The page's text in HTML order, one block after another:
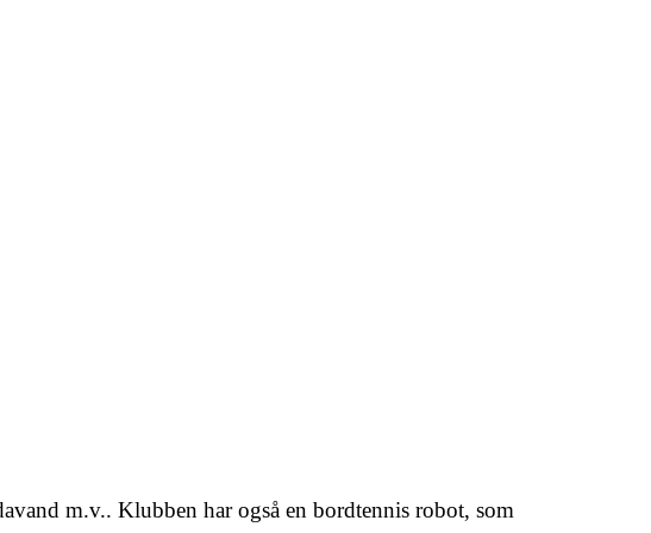
m.v.. Klubben har også en bordtennis robot, som